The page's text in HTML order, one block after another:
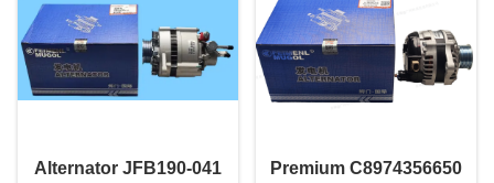
Alternator JFB190-041
Premium C8974356650